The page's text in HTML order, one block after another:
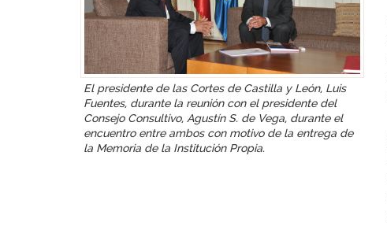
El presidente de las Cortes de Castilla y León, Luis
Fuentes, durante la reunión con el presidente del
Consejo Consultivo, Agustín S. de Vega, durante el
encuentro entre ambos con motivo de la entrega de
la Memoria de la Institución Propia.